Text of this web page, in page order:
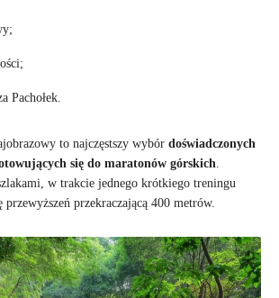
Pachołek.
to najczęstszy wybór doświadczonych
się do maratonów górskich
w trakcie jednego krótkiego treningu
przewyższeń przekraczającą 400 metrów.